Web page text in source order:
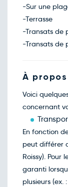
-Sur une
-Terrasse
-Transats de
-Transats de
À
Voici
concernant
En fonction
peut différer
Roissy). Pour
garanti
plusieurs (ex.